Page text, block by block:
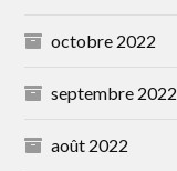
octobre 2022
septembre 2022
août 2022